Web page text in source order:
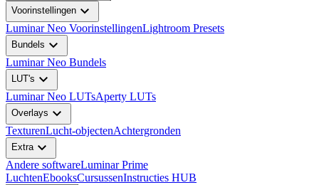
Voorinstellingen expand_more
Luminar Neo VoorinstellingenLightroom Presets
Bundels expand_more
Luminar Neo Bundels
LUT's expand_more
Luminar Neo LUTsAperty LUTs
Overlays expand_more
TexturenLucht-objectenAchtergronden
Extraexpand_more
Andere softwareLuminar Prime
LuchtenEbooksCursussenInstructies HUB